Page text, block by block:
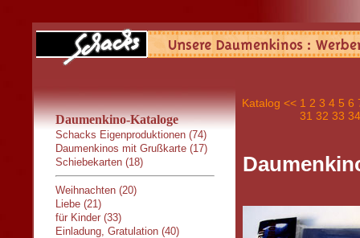
Daumenkino-Kataloge
Schacks Eigenproduktionen (74)
Daumenkinos mit Grußkarte (17)
Schiebekarten (18)
Weihnachten (20)
Liebe (21)
für Kinder (33)
Einladung, Gratulation (40)
Katalog << 1 2 3 4 5 6
31 32 33 34